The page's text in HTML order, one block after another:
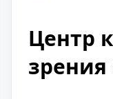
Центр
зрения